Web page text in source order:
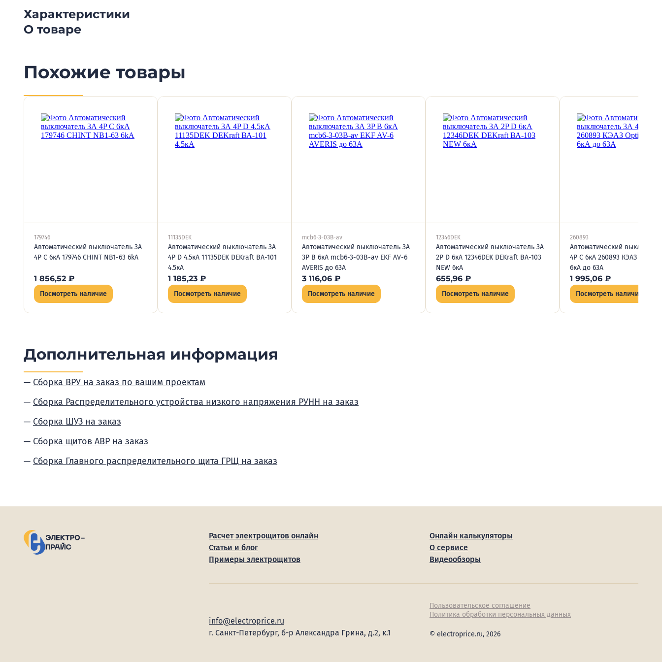
Характеристики
О товаре
Похожие товары
179746
Автоматический выключатель 3А
4P C 6кА 179746 CHINT NB1-63 6kA
1 856,52 ₽
Посмотреть наличие
11135DEK
Автоматический выключатель 3А
4P D 4.5кА 11135DEK DEKraft ВА-101
4.5кА
1 185,23 ₽
Посмотреть наличие
mcb6-3-03B-av
Автоматический выключатель 3А
3P B 6кА mcb6-3-03B-av EKF AV-6
AVERIS до 63А
3 116,06 ₽
Посмотреть наличие
12346DEK
Автоматический выключатель 3А
2P D 6кА 12346DEK DEKraft ВА-103
NEW 6кА
655,96 ₽
Посмотреть наличие
260893
Автоматический
4P C 6кА 260893 КЭАЗ
6кА до 63А
1 995,06 ₽
Посмотреть наличие
Дополнительная информация
Сборка ВРУ на заказ по вашим проектам
Сборка Распределительного устройства низкого напряжения РУНН на заказ
Сборка ШУЗ на заказ
Сборка щитов АВР на заказ
Сборка Главного распределительного щита ГРЩ на заказ
Расчет электрощитов онлайн
Онлайн калькуляторы
Статьи и блог
О сервисе
Примеры электрощитов
Видеообзоры
info@electroprice.ru
г. Санкт-Петербург, б-р Александра Грина, д.2, к.1
Пользовательское соглашение
Политика обработки персональных данных
© electroprice.ru, 2026